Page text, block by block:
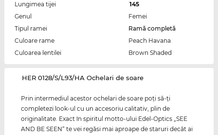
Lungimea tijei
145
Genul
Femei
Tipul ramei
Ramă completă
Culoare rame
Peach Havana
Culoarea lentilei
Brown Shaded
‌HER 0128/S/L93/HA Ochelari de soare
Prin intermediul acestor ochelari de soare poţi să-ţi
completezi look-ul cu un accesoriu calitativ, plin de
originalitate. Exact în spiritul motto-ului Edel-Optics „SEE
AND BE SEEN“ te vei regăsi mai aproape de staruri decât ai